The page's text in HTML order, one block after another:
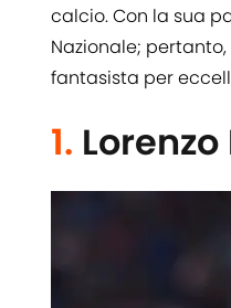
calcio. Con la sua
Nazionale;
fantasista per
1.